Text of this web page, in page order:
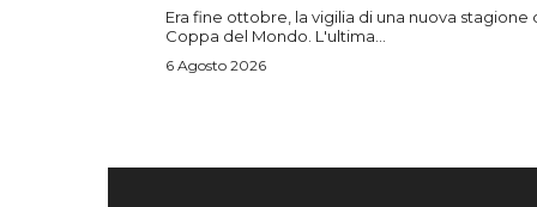
Era fine ottobre, la vigilia di una nuova stagione
Coppa del Mondo. L'ultima...
6 Agosto 2026